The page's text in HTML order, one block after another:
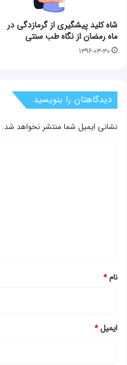
شاه کلید پیشگیری از گرمازدگی در
ماه رمضان از نگاه طب سنتی
۱۳۹۶-۰۳-۳۰
دیدگاهتان را بنویسید
نشانی ایمیل شما منتشر نخواهد شد.
نام*
ایمیل*